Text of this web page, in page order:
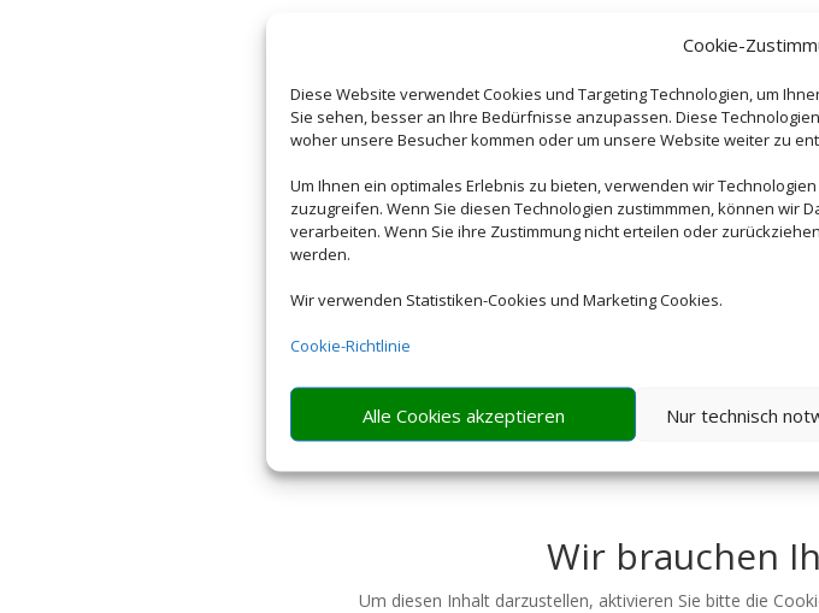
Cookie-
Diese Website verwendet Cookies und Targeting Technologien, um
Sie sehen, besser an Ihre Bedürfnisse anzupassen. Diese
woher unsere Besucher kommen oder um unsere Website weiter zu
Um Ihnen ein optimales Erlebnis zu bieten, verwenden wir
zuzugreifen. Wenn Sie diesen Technologien zustimmmen, können wir
verarbeiten. Wenn Sie ihre Zustimmung nicht erteilen oder
werden.
Wir verwenden Statistiken-Cookies und Marketing Cookies.
Cookie-Richtlinie
Alle Cookies akzeptieren Nur technisch
Wir brauchen
Um diesen Inhalt darzustellen, aktivieren Sie bitte die